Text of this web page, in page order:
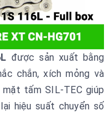
được sản xuất bằng
chắn, xích mỏng và
tấm SIL-TEC giúp
hiệu suất chuyển số